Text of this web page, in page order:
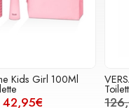
Kids Girl 100Ml
42,95€